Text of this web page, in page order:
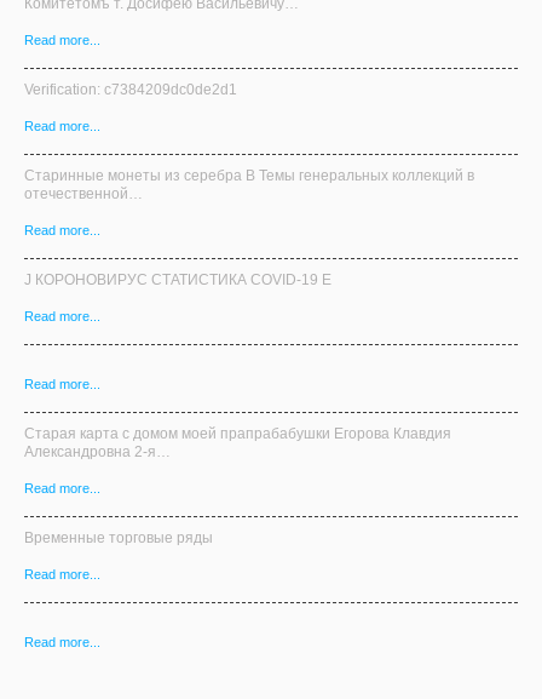
Комитетомъ т. Досифею Васильевичу…
Read more...
Verification: c7384209dc0de2d1
Read more...
Старинные монеты из серебра В Темы генеральных коллекций в
отечественной…
Read more...
J КОРОНОВИРУС СТАТИСТИКА COVID-19 E
Read more...
Read more...
Старая карта с домом моей прапрабабушки Егорова Клавдия
Александровна 2-я…
Read more...
Временные торговые ряды
Read more...
Read more...